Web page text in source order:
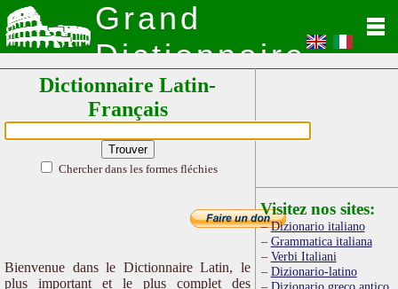
Grand
Dictionnaire
Latin
Dictionnaire Latin-
Français
Chercher dans les formes fléchies
Bienvenue dans le Dictionnaire Latin, le
plus important et le plus complet des
Visitez nos sites:
Dizionario italiano
Grammatica italiana
Verbi Italiani
Dizionario-latino